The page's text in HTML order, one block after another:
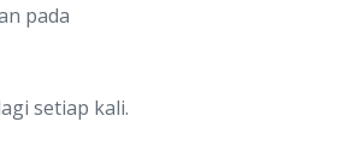
pada
setiap kali.